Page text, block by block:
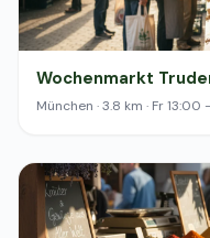
Wochenmarkt
München · 3.8 km · Fr 13:00